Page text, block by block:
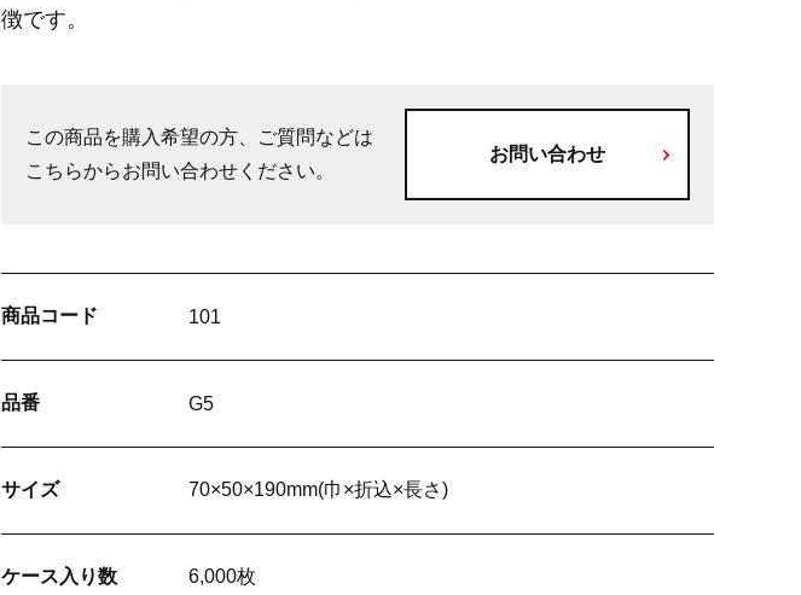
徴です。
この商品を購入希望の方、ご質問などは
こちらからお問い合わせください。
お問い合わせ
商品コード 101
品番 G5
サイズ 70×50×190mm(巾×折込×長さ)
ケース 入り数 6,000枚